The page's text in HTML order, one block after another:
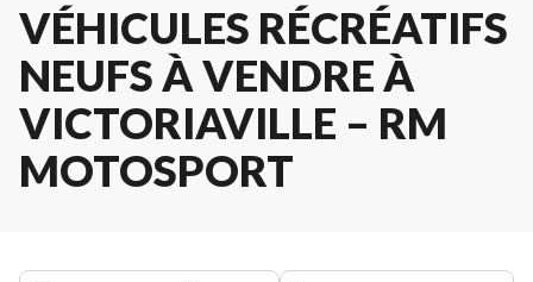
VÉHICULES RÉCRÉATIFS
NEUFS À VENDRE À
VICTORIAVILLE – RM
MOTOSPORT